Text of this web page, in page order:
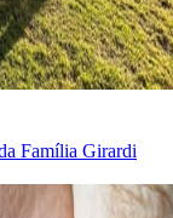
Família Girardi